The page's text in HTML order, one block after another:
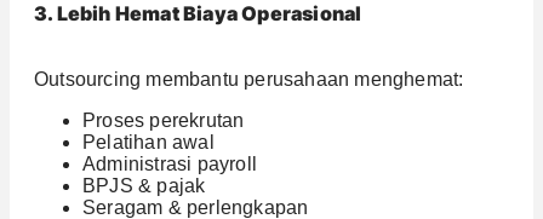
3. Lebih Hemat Biaya Operasional
Outsourcing membantu perusahaan menghemat:
Proses perekrutan
Pelatihan awal
Administrasi payroll
BPJS & pajak
Seragam & perlengkapan